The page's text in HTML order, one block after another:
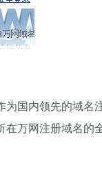
为国内领先的域名
在万网注册域名的